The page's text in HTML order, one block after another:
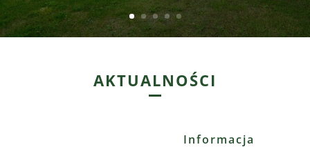
AKTUALNOŚCI
Informacja